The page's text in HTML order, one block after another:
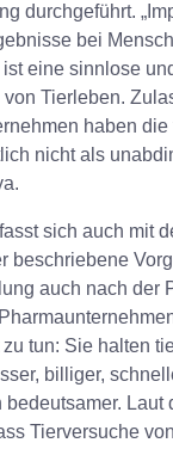
durchgeführt.
bei
eine sinnlose
Tierleben.
haben
nicht als
sich auch mit
beschriebene
auch nach der
tun: Sie halten
billiger,
Laut
Tierversuche